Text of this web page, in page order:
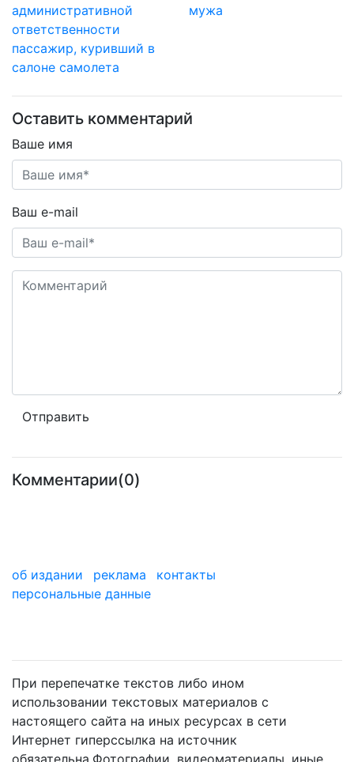
административной
ответственности
пассажир, куривший в
салоне самолета
мужа
Оставить комментарий
Ваше имя
Ваш e-mail
Комментарии(0)
об издании реклама
контакты
персональные данные
При перепечатке текстов либо ином
использовании текстовых материалов с
настоящего сайта на иных ресурсах в сети
Интернет гиперссылка на источник
обязательна.Фотографии, видеоматериалы, иные